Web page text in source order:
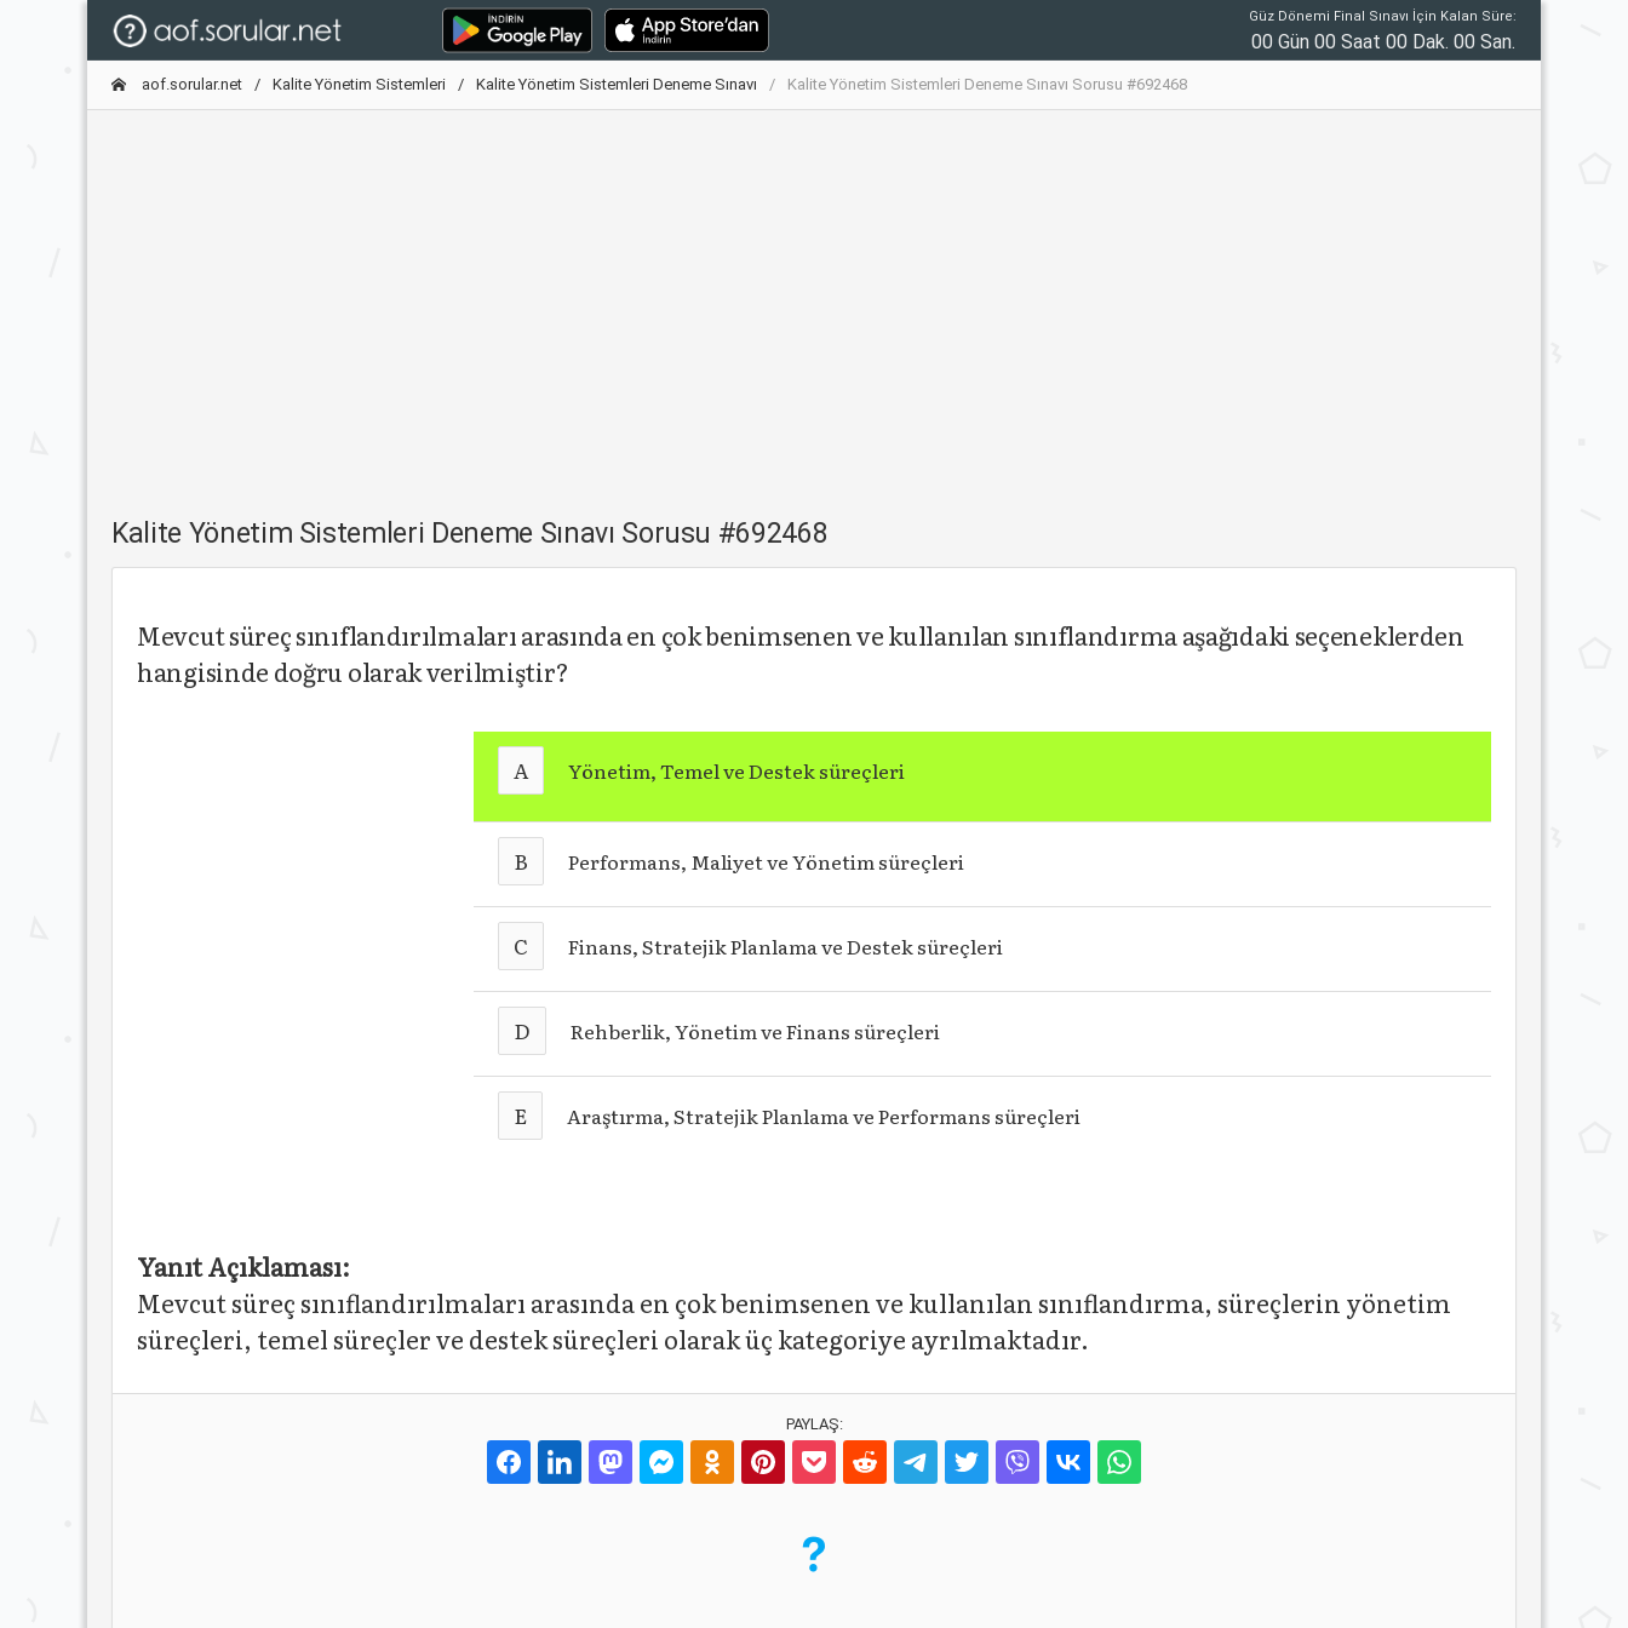
Güz Dönemi Final Sınavı İçin Kalan Süre:
00 Gün 00 Saat 00 Dak. 00 San.
aof.sorular.net Kalite Yönetim Sistemleri Kalite Yönetim Sistemleri Deneme Sınavı Kalite Yönetim Sistemleri Deneme Sınavı Sorusu #692468
Kalite Yönetim Sistemleri Deneme Sınavı Sorusu #692468
Mevcut süreç sınıflandırılmaları arasında en çok benimsenen ve kullanılan sınıflandırma aşağıdaki seçeneklerden
hangisinde doğru olarak verilmiştir?
A Yönetim, Temel ve Destek süreçleri
B Performans, Maliyet ve Yönetim süreçleri
C Finans, Stratejik Planlama ve Destek süreçleri
D Rehberlik, Yönetim ve Finans süreçleri
E Araştırma, Stratejik Planlama ve Performans süreçleri
Yanıt Açıklaması:
Mevcut süreç sınıflandırılmaları arasında en çok benimsenen ve kullanılan sınıflandırma, süreçlerin yönetim
süreçleri, temel süreçler ve destek süreçleri olarak üç kategoriye ayrılmaktadır.
PAYLAŞ: